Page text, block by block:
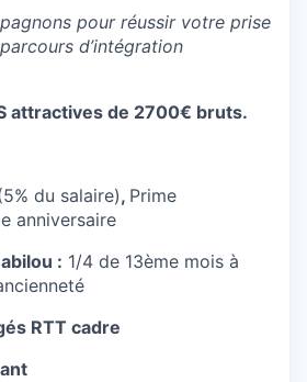
pour réussir votre prise
d’intégration
attractives de 2700€ bruts.
du salaire), Prime
anniversaire
: 1/4 de 13ème mois à
RTT cadre